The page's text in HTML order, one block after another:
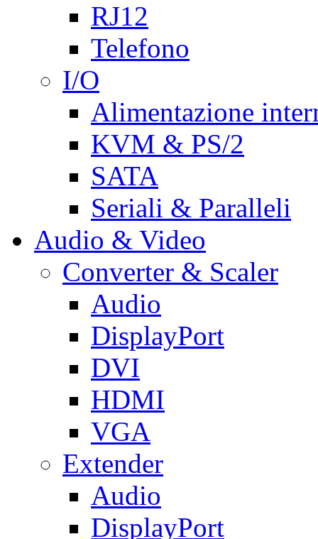
RJ12
Telefono
I/O
Alimentazione
KVM & PS/2
SATA
Seriali & Paralleli
Audio & Video
Converter & Scaler
Audio
DisplayPort
DVI
HDMI
VGA
Extender
Audio
DisplayPort